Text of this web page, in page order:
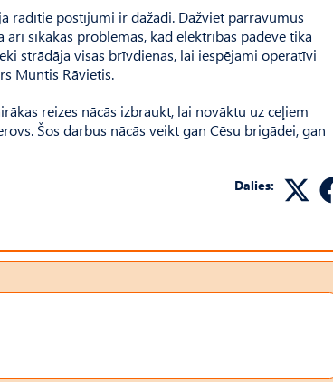
radītie postījumi ir dažādi. Dažviet pārrāvumus
sīkākas problēmas, kad elektrības padeve tika
strādāja visas brīvdienas, lai iespējami operatīvi
Muntis Rāvietis.
reizes nācās izbraukt, lai novāktu uz ceļiem
Šos darbus nācās veikt gan Cēsu brigādei, gan
Dalies: